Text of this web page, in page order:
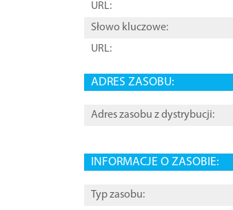
URL:
Słowo kluczowe:
URL:
ADRES ZASOBU:
Adres zasobu z dystrybucji:
INFORMACJE O ZASOBIE:
Typ zasobu: